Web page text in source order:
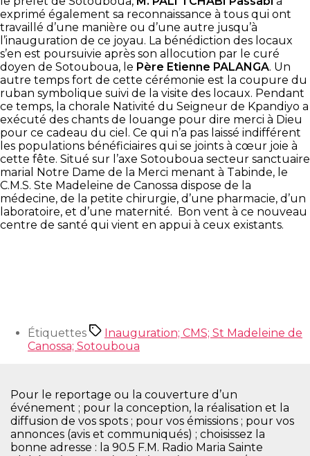
exprimé également sa reconnaissance à tous qui ont
travaillé d’une manière ou d’une autre jusqu’à
l’inauguration de ce joyau. La bénédiction des locaux
s’en est poursuivie après son allocution par le curé
doyen de Sotouboua, le Père Etienne PALANGA. Un
autre temps fort de cette cérémonie est la coupure du
ruban symbolique suivi de la visite des locaux. Pendant
ce temps, la chorale Nativité du Seigneur de Kpandiyo a
exécuté des chants de louange pour dire merci à Dieu
pour ce cadeau du ciel. Ce qui n’a pas laissé indifférent
les populations bénéficiaires qui se joints à cœur joie à
cette fête. Situé sur l’axe Sotouboua secteur sanctuaire
marial Notre Dame de la Merci menant à Tabinde, le
C.M.S. Ste Madeleine de Canossa dispose de la
médecine, de la petite chirurgie, d’une pharmacie, d’un
laboratoire, et d’une maternité. Bon vent à ce nouveau
centre de santé qui vient en appui à ceux existants.
Étiquettes
Inauguration; CMS; St Madeleine de
Canossa; Sotouboua
Pour le reportage ou la couverture d’un
événement ; pour la conception, la réalisation et la
diffusion de vos spots ; pour vos émissions ; pour vos
annonces (avis et communiqués) ; choisissez la
bonne adresse : la 90.5 F.M. Radio Maria Sainte